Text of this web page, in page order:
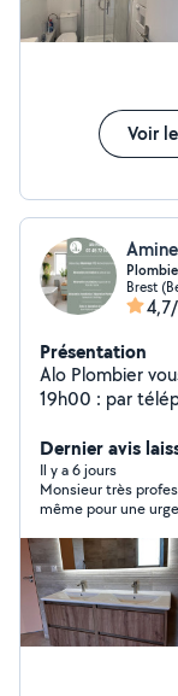
Voir
Brest
Présentation
Alo Plombier
19h00 : par
rénovation et le
Interventions de
toilette évacuation
passage de
et réparation
-Passage de
bouchage Installation Changement et réparation des
toilettes ( WC suspendu WC posés au sol système de
chasse d'eau ..) Installation Changement et réparation
Dernier avis
Il y a 6 jours
Monsieur très
même pour une
canalisation de la
petits revenu.